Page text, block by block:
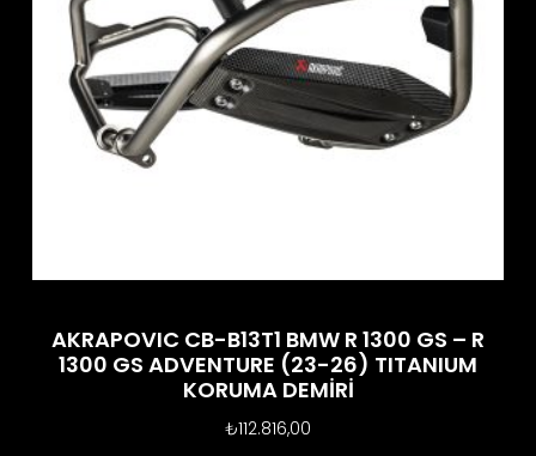
AKRAPOVIC CB-B13T1 BMW R 1300 GS – R
1300 GS ADVENTURE (23-26) TITANIUM
KORUMA DEMİRİ
₺112.816,00